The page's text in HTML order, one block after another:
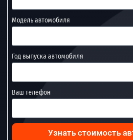
Модель автомобиля
Год выпуска автомобиля
Ваш телефон
Узнать стоимость